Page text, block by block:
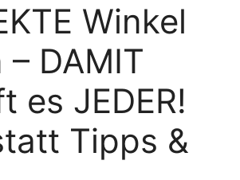
Winkel
DAMIT
es JEDER!
Tipps &